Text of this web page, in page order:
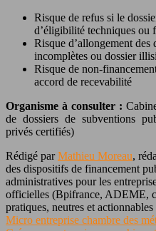
Risque de refus si le
d’éligibilité techniques ou
Risque d’allongement
incomplètes ou dossier
Risque de non-
accord de recevabilité
Organisme à consulter :
de dossiers de subventions
privés certifiés)
Rédigé parMathieu Moreau,
des dispositifs de financement
administratives pour les
officielles (Bpifrance, ADEME,
pratiques, neutres et actionnables
Micro entreprise chambre des